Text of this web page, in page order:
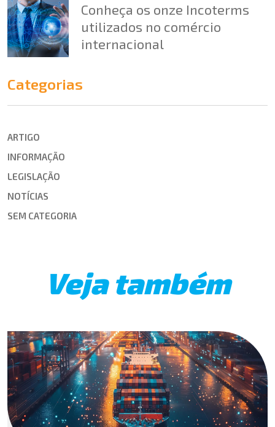
Conheça os onze Incoterms
utilizados no comércio
internacional
Categorias
ARTIGO
INFORMAÇÃO
LEGISLAÇÃO
NOTÍCIAS
SEM CATEGORIA
Veja também